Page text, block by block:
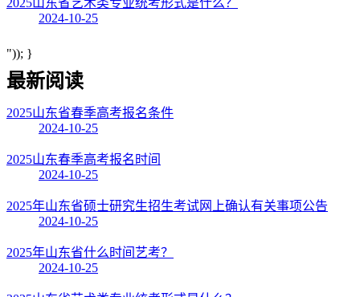
2025山东省艺术类专业统考形式是什么？
2024-10-25
")); }
最新阅读
2025山东省春季高考报名条件
2024-10-25
2025山东春季高考报名时间
2024-10-25
2025年山东省硕士研究生招生考试网上确认有关事项公告
2024-10-25
2025年山东省什么时间艺考？
2024-10-25